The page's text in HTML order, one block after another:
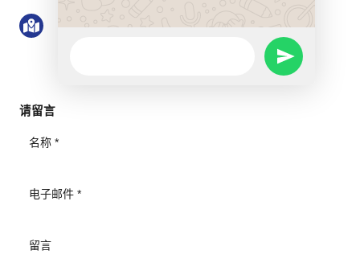
河一路博隆大厦 21 楼 2101 号
请留言
SEND